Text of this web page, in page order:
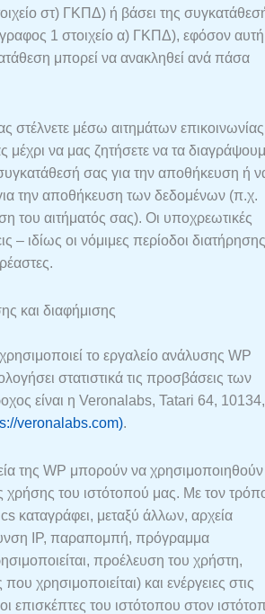
στ) ΓΚΠΔ) ή βάσει της
1 στοιχείο α) ΓΚΠΔ), εφόσον αυτή
μπορεί να ανακληθεί ανά πάσα
στέλνετε μέσω αιτημάτων επικοινωνίας
μέχρι να μας ζητήσετε να τα
σας για την αποθήκευση ή
την αποθήκευση των δεδομένων (π.χ.
του αιτήματός σας). Οι υποχρεωτικές
– ιδίως οι νόμιμες περίοδοι
και διαφήμισης
το εργαλείο ανάλυσης WP
στατιστικά τις προσβάσεις των
είναι η Veronalabs, Tatari 64, 10134,
veronalabs.com).
της WP μπορούν να χρησιμοποιηθούν
χρήσης του ιστότοπού μας. Με τον
καταγράφει, μεταξύ άλλων, αρχεία
IP, παραπομπή, πρόγραμμα
προέλευση του χρήστη,
χρησιμοποιείται) και ενέργειες στις
επισκέπτες του ιστότοπου στον